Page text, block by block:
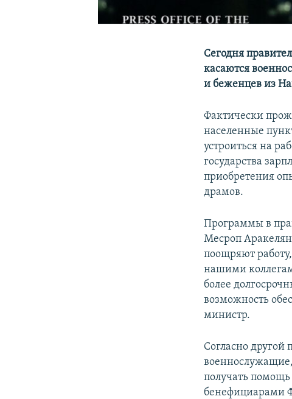
Сегодня
касаются
и беженцев из
Фактически
населенные
устроиться на
государства
приобретения
драмов.
Программы в
Месроп
поощряют
нашими
более
возможность
министр.
Согласно другой
получать помощь
бенефициарами